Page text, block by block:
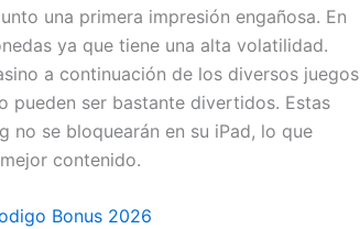
una primera impresión engañosa. En
ya que tiene una alta volatilidad.
a continuación de los diversos juegos
pueden ser bastante divertidos. Estas
no se bloquearán en su iPad, lo que
contenido.
Bonus 2026